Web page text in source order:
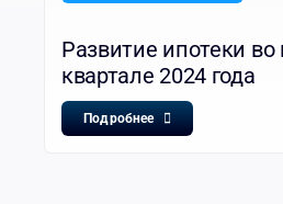
Развитие ипотеки во
квартале 2024 года
Подробнее